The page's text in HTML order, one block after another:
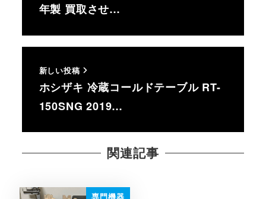
年製 買取させ…
新しい投稿
ホシザキ 冷蔵コールドテーブル RT-
150SNG 2019…
関連記事
専門機器